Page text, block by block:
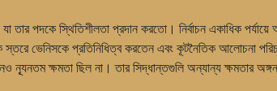
তার পদকে স্থিতিশীলতা প্রদান করতো। নির্বাচন একাধিক পর্যায়ে
ভেনিসকে প্রতিনিধিত্ব করতেন এবং কূটনৈতিক আলোচনা
ক্ষমতা ছিল না। তার সিদ্ধান্তগুলি অন্যান্য ক্ষমতার অঙ্গন